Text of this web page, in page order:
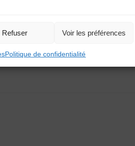
Refuser Voir les préférences
Politique de confidentialité